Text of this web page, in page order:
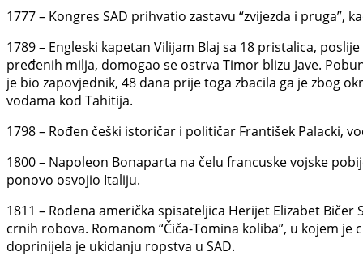
1777 – Kongres SAD prihvatio zastavu “zvijezda i pruga”,
1789 – Engleski kapetan Vilijam Blaj sa 18 pristalica,
pređenih milja, domogao se ostrva Timor blizu Jave.
je bio zapovjednik, 48 dana prije toga zbacila ga je zbog
vodama kod Tahitija.
1798 – Rođen češki istoričar i političar František Palacki,
1800 – Napoleon Bonaparta na čelu francuske vojske
ponovo osvojio Italiju.
1811 – Rođena američka spisateljica Herijet Elizabet
crnih robova. Romanom “Čiča-Tomina koliba”, u kojem
doprinijela je ukidanju ropstva u SAD.